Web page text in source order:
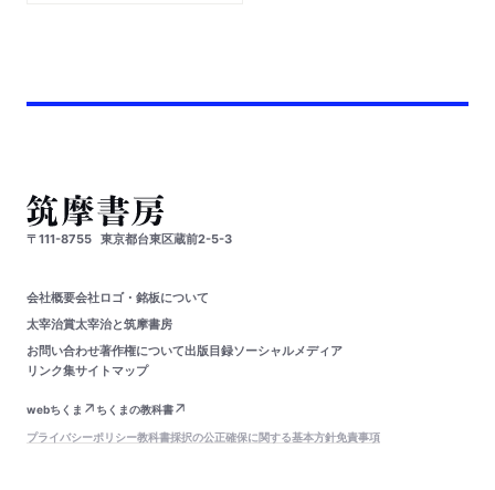
〒111-8755 東京都台東区蔵前2-5-3
会社概要会社ロゴ・銘板について
太宰治賞太宰治と筑摩書房
お問い合わせ著作権について出版目録ソーシャルメディア
リンク集サイトマップ
webちくま
ちくまの教科書
プライバシーポリシー教科書採択の公正確保に関する基本方針免責事項